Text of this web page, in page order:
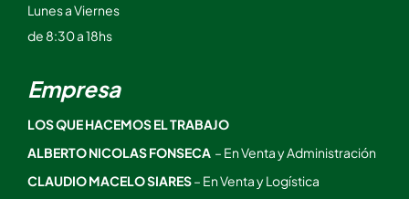
Lunes a Viernes
de 8:30 a 18hs
Empresa
LOS QUE HACEMOS EL TRABAJO
ALBERTO NICOLAS FONSECA – En Venta y Administración
CLAUDIO MACELO SIARES– En Venta y Logística